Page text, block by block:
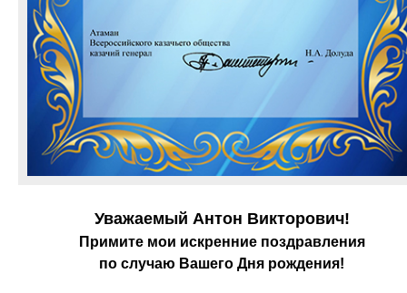
Уважаемый Антон Викторович!
Примите мои искренние поздравления
по случаю Вашего Дня рождения!